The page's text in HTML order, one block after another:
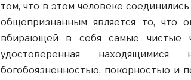
том, что в этом человеке
общепризнанным является то, что
вбирающей в себя самые чистые
удостоверенная
богобоязненностью, покорностью и